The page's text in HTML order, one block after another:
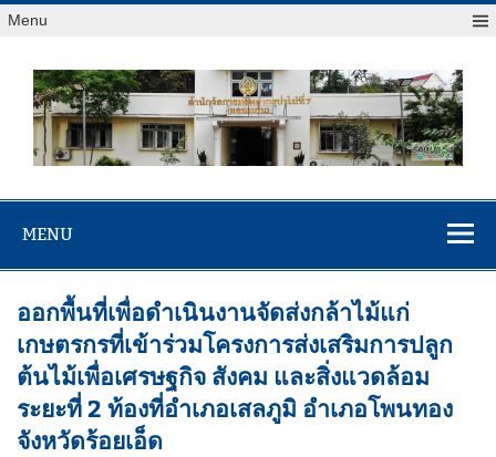
Menu
สจป.ที่ 7
(ขอนแก่น)
MENU
ออกพื้นที่เพื่อดำเนินงานจัดส่งกล้าไม้แก่
เกษตรกรที่เข้าร่วมโครงการส่งเสริมการปลูก
ต้นไม้เพื่อเศรษฐกิจ สังคม และสิ่งแวดล้อม
ระยะที่ 2 ท้องที่อำเภอเสลภูมิ อำเภอโพนทอง
จังหวัดร้อยเอ็ด